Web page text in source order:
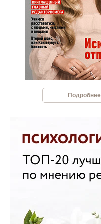
Подробнее